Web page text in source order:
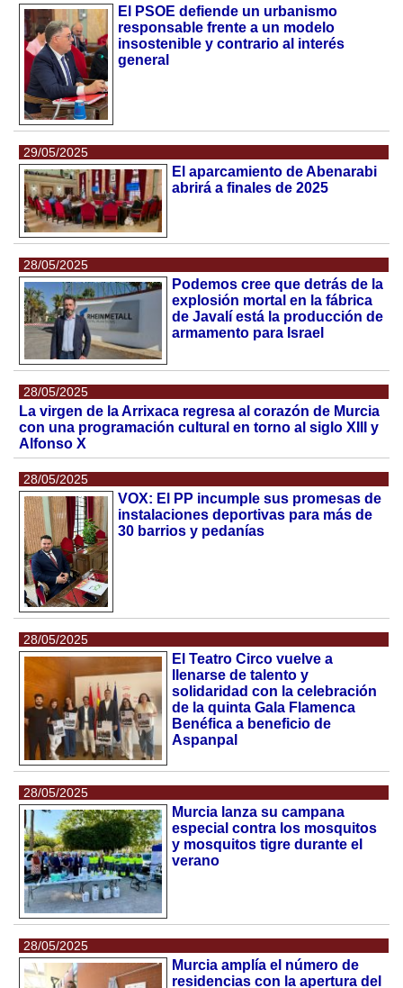
El PSOE defiende un urbanismo
responsable frente a un modelo
insostenible y contrario al interés
general
29/05/2025
El aparcamiento de Abenarabi
abrirá a finales de 2025
28/05/2025
Podemos cree que detrás de la
explosión mortal en la fábrica
de Javalí está la producción de
armamento para Israel
28/05/2025
La virgen de la Arrixaca regresa al corazón de Murcia
con una programación cultural en torno al siglo XIII y
Alfonso X
28/05/2025
VOX: El PP incumple sus promesas de
instalaciones deportivas para más de
30 barrios y pedanías
28/05/2025
El Teatro Circo vuelve a
llenarse de talento y
solidaridad con la celebración
de la quinta Gala Flamenca
Benéfica a beneficio de
Aspanpal
28/05/2025
Murcia lanza su campana
especial contra los mosquitos
y mosquitos tigre durante el
verano
28/05/2025
Murcia amplía el número de
residencias con la apertura del